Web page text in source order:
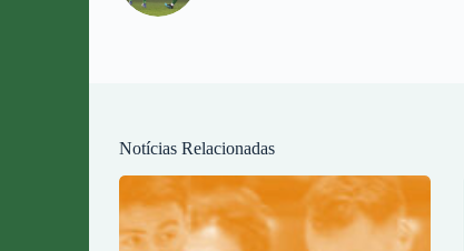
Notícias Relacionadas